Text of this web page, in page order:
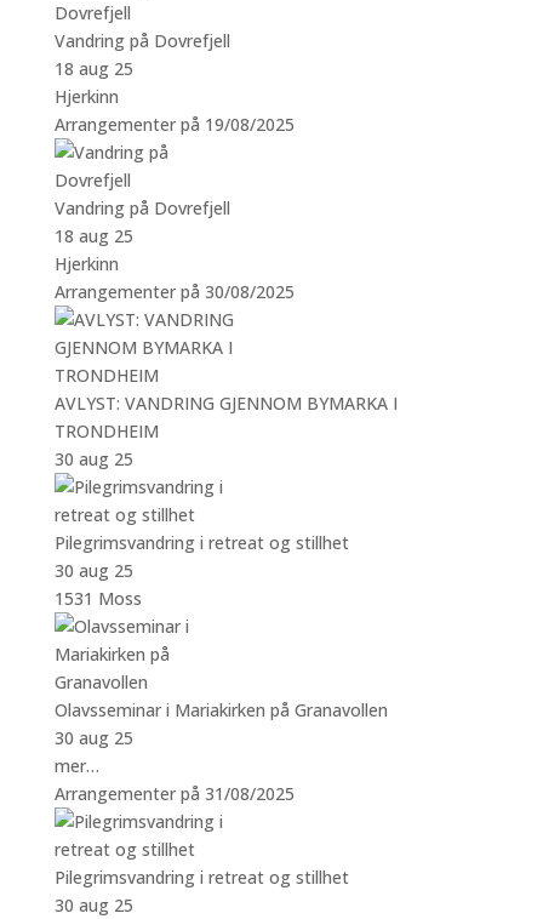
Vandring på Dovrefjell
18 aug 25
Hjerkinn
Arrangementer på 19/08/2025
Vandring på Dovrefjell
18 aug 25
Hjerkinn
Arrangementer på 30/08/2025
AVLYST: VANDRING GJENNOM BYMARKA I
TRONDHEIM
30 aug 25
Pilegrimsvandring i retreat og stillhet
30 aug 25
1531 Moss
Olavsseminar i Mariakirken på Granavollen
30 aug 25
mer…
Arrangementer på 31/08/2025
Pilegrimsvandring i retreat og stillhet
30 aug 25